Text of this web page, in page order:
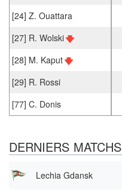
[24] Z. Ouattara
[27] R. Wolski
[28] M. Kaput
[29] R. Rossi
[77] C. Donis
DERNIERS MATCHS
Lechia Gdansk